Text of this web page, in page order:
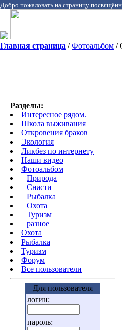
Добро пожаловать на страницу
Главная страница /Фотоальбом /
Разделы:
Интересное рядом.
Школа выживания
Откровения браков
Экология
Ликбез по интернету
Наши видео
Фотоальбом
Природа
Cнасти
Рыбалка
Охота
Туризм
разное
Охота
Pыбалка
Туризм
Форум
Все пользователи
Для пользователя
логин:
пароль: